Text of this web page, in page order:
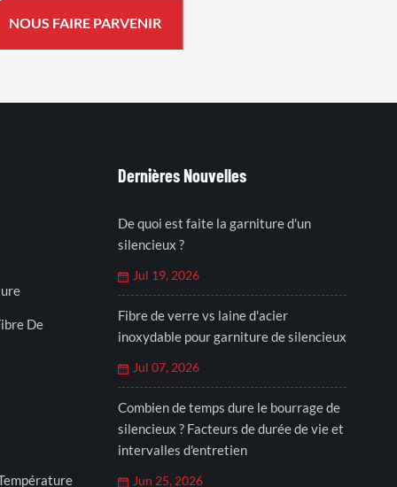
De
Dernières Nouvelles
De quoi est faite la garniture d'un
silencieux ?
Jul 19, 2026
Fibre de verre vs laine d'acier
inoxydable pour garniture de silencieux
Jul 07, 2026
Combien de temps dure le bourrage de
silencieux ? Facteurs de durée de vie et
intervalles d'entretien
Jun 25, 2026